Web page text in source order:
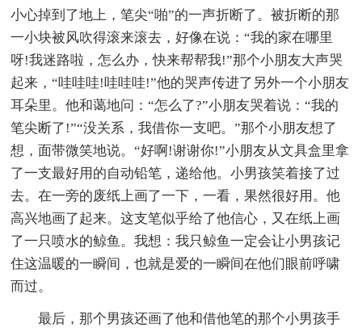
小心掉到了地上，笔尖“啪”的一声折断了。被折断的那
一小块被风吹得滚来滚去，好像在说：“我的家在哪里
呀!我迷路啦，怎么办，快来帮帮我!”那个小朋友大声哭
起来，“哇哇哇!哇哇哇!”他的哭声传进了另外一个小朋友
耳朵里。他和蔼地问：“怎么了?”小朋友哭着说：“我的
笔尖断了!”“没关系，我借你一支吧。”那个小朋友想了
想，面带微笑地说。“好啊!谢谢你!”小朋友从文具盒里拿
了一支最好用的自动铅笔，递给他。小男孩笑着接了过
去。在一旁的废纸上画了一下，一看，果然很好用。他
高兴地画了起来。这支笔似乎给了他信心，又在纸上画
了一只喷水的鲸鱼。我想：我只鲸鱼一定会让小男孩记
住这温暖的一瞬间，也就是爱的一瞬间在他们眼前呼啸
而过。
最后，那个男孩还画了他和借他笔的那个小男孩手